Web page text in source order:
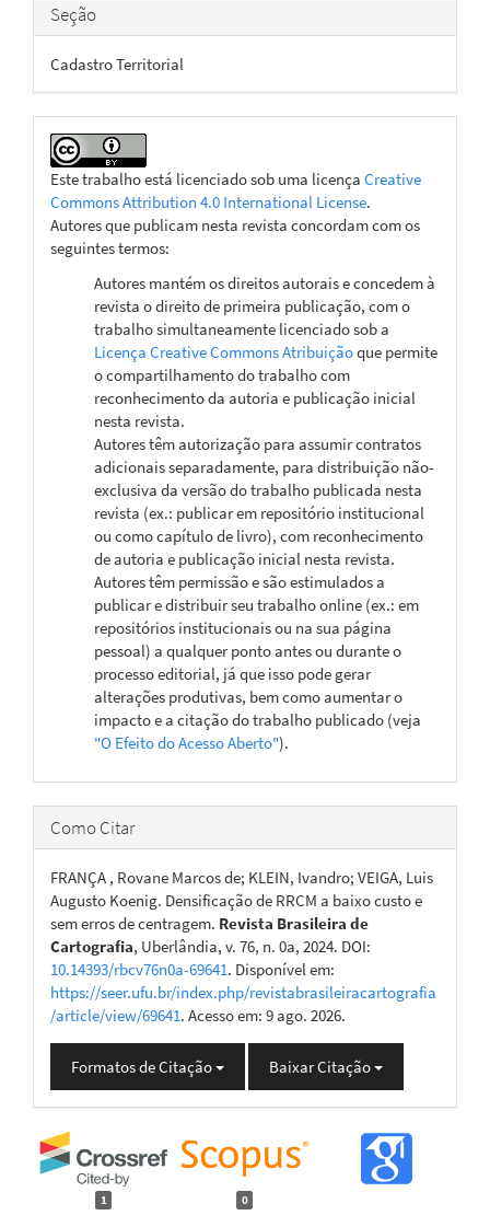
Seção
Cadastro Territorial
Este trabalho está licenciado sob uma licença Creative
Commons Attribution 4.0 International License.
Autores que publicam nesta revista concordam com os
seguintes termos:
Autores mantém os direitos autorais e concedem à
revista o direito de primeira publicação, com o
trabalho simultaneamente licenciado sob a
Licença Creative Commons Atribuiçãoque permite
o compartilhamento do trabalho com
reconhecimento da autoria e publicação inicial
nesta revista.
Autores têm autorização para assumir contratos
adicionais separadamente, para distribuição não-
exclusiva da versão do trabalho publicada nesta
revista (ex.: publicar em repositório institucional
ou como capítulo de livro), com reconhecimento
de autoria e publicação inicial nesta revista.
Autores têm permissão e são estimulados a
publicar e distribuir seu trabalho online (ex.: em
repositórios institucionais ou na sua página
pessoal) a qualquer ponto antes ou durante o
processo editorial, já que isso pode gerar
alterações produtivas, bem como aumentar o
impacto e a citação do trabalho publicado (veja
"O Efeito do Acesso Aberto").
Como Citar
FRANÇA , Rovane Marcos de; KLEIN, Ivandro; VEIGA, Luis
Augusto Koenig. Densificação de RRCM a baixo custo e
sem erros de centragem. Revista Brasileira de
Cartografia, Uberlândia, v. 76, n. 0a, 2024. DOI:
10.14393/rbcv76n0a-69641. Disponível em:
https://seer.ufu.br/index.php/revistabrasileiracartografia
/article/view/69641. Acesso em: 9 ago. 2026.
Formatos de Citação Baixar Citação
1 0